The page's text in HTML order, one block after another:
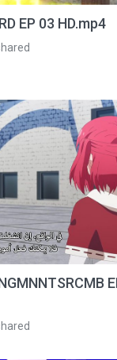
EP 03 HD.mp4